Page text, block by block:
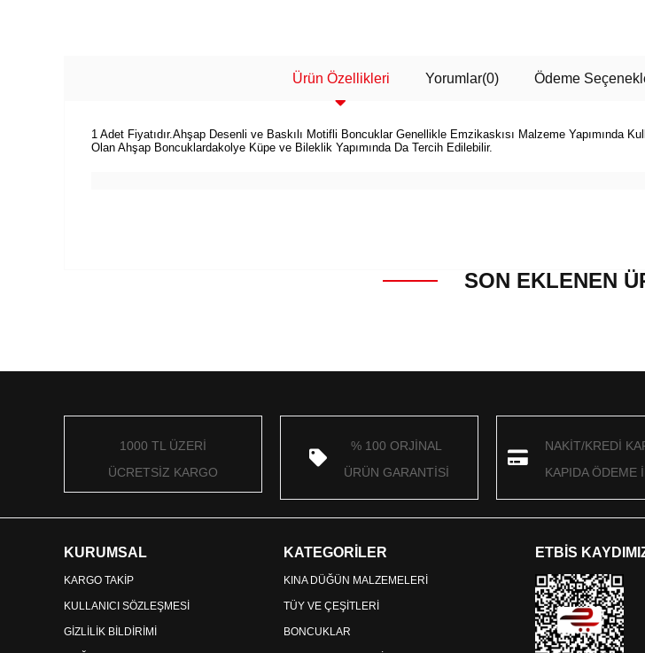
Ürün Özellikleri Yorumlar(0) Ödeme
1 Adet Fiyatıdır.Ahşap Desenli ve Baskılı Motifli Boncuklar Genellikle Emzikaskısı Malzeme Yapımında
Olan Ahşap Boncuklardakolye Küpe ve Bileklik Yapımında Da Tercih Edilebilir.
SON EKLENEN
1000 TL ÜZERİ
ÜCRETSİZ KARGO
% 100 ORJİNAL
ÜRÜN GARANTİSİ
NAKİT/KREDİ
KAPIDA ÖDEME
KURUMSAL
KARGO TAKİP
KULLANICI SÖZLEŞMESİ
GİZLİLİK BİLDİRİMİ
KATEGORİLER
KINA DÜĞÜN MALZEMELERİ
TÜY VE ÇEŞİTLERİ
BONCUKLAR
ETBİS